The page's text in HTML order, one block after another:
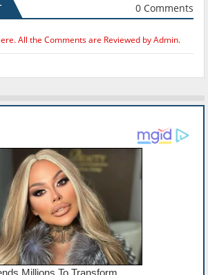
0 Comments
All the Comments are Reviewed by Admin.